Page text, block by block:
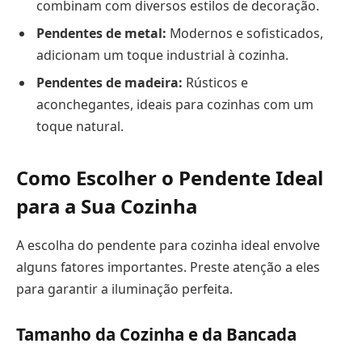
combinam com diversos estilos de decoração.
Pendentes de metal: Modernos e sofisticados,
adicionam um toque industrial à cozinha.
Pendentes de madeira: Rústicos e
aconchegantes, ideais para cozinhas com um
toque natural.
Como Escolher o Pendente Ideal
para a Sua Cozinha
A escolha do pendente para cozinha ideal envolve
alguns fatores importantes. Preste atenção a eles
para garantir a iluminação perfeita.
Tamanho da Cozinha e da Bancada